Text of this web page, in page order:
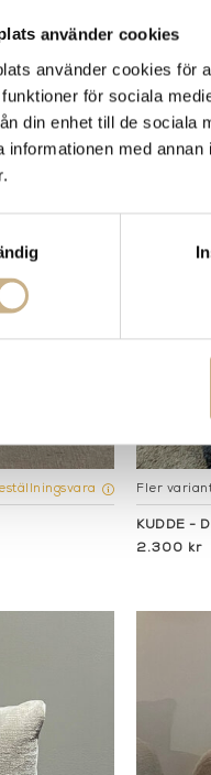
använder cookies
använder cookies för
för sociala
din enhet till de sociala
informationen med
Fler
KUDDE -
2.300 kr